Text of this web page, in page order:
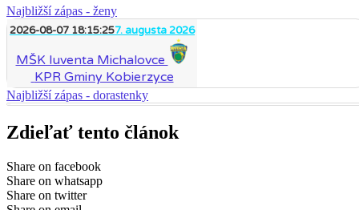
Najbližší zápas - ženy
2026-08-07 18:15:257. augusta 2026
MŠK Iuventa Michalovce
KPR Gminy Kobierzyce
Najbližší zápas - dorastenky
Zdieľať tento článok
Share on facebook
Share on whatsapp
Share on twitter